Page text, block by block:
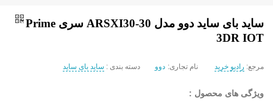
ساید بای ساید دوو مدل ARSXI30-30 سری Prime
3DR IOT
مرجع: رادیو خرید نام تجاری: دوو دسته بندی : ساید بای ساید
ویژگی های محصول :